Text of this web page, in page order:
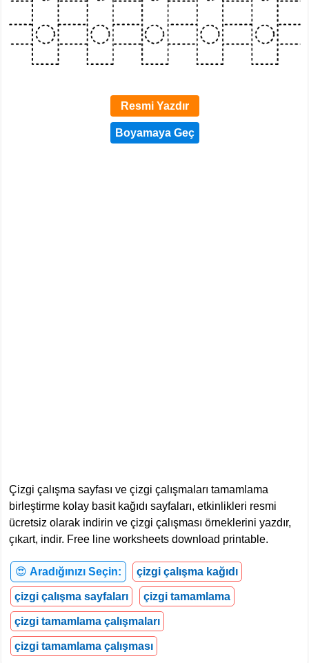
Resmi Yazdır
Çizgi çalışma sayfası ve çizgi çalışmaları tamamlama
birleştirme kolay basit kağıdı sayfaları, etkinlikleri resmi
ücretsiz olarak indirin ve çizgi çalışması örneklerini yazdır,
çıkart, indir. Free line worksheets download printable.
😍 Aradığınızı Seçin: çizgi çalışma kağıdı
çizgi çalışma sayfaları çizgi tamamlama
çizgi tamamlama çalışmaları
çizgi tamamlama çalışması